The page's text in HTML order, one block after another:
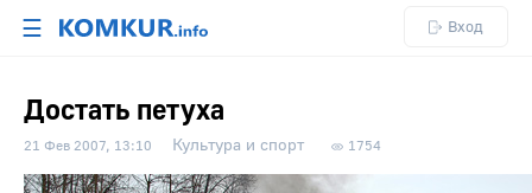
☰ Вход
Достать петуха
21 Фев 2007, 13:10 Культура и спорт 1754